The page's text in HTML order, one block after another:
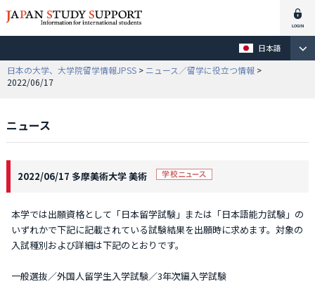
日本語
日本の大学、大学院留学情報JPSS > ニュース／留学に役立つ情報 >
2022/06/17
ニュース
2022/06/17 多摩美術大学 美術
本学では出願資格として「日本留学試験」または「日本語能力試験」の
いずれかで下記に記載されている試験結果を出願時に求めます。対象の
入試種別および詳細は下記のとおりです。
一般選抜／外国人留学生入学試験／3年次編入学試験